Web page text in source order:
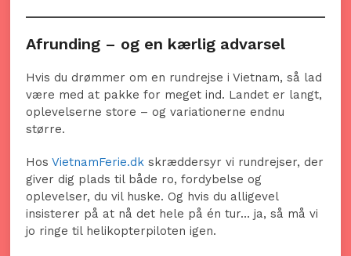
Afrunding – og en kærlig advarsel
Hvis du drømmer om en rundrejse i Vietnam, så lad
være med at pakke for meget ind. Landet er langt,
oplevelserne store – og variationerne endnu
større.
HosVietnamFerie.dk skræddersyr vi rundrejser, der
giver dig plads til både ro, fordybelse og
oplevelser, du vil huske. Og hvis du alligevel
insisterer på at nå det hele på én tur… ja, så må vi
jo ringe til helikopterpiloten igen.